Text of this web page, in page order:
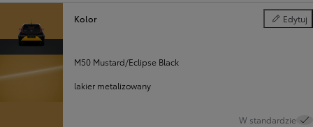
Kolor Edytuj
Kolor
M50 Mustard/Eclipse Black
lakier metalizowany
W standardzie